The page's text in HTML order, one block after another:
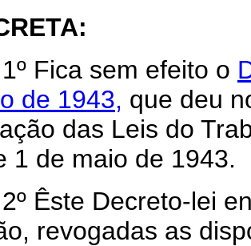
Fica sem efeito o
de 1943, que deu
das Leis do
1 de maio de 1943.
Êste Decreto-lei
revogadas as